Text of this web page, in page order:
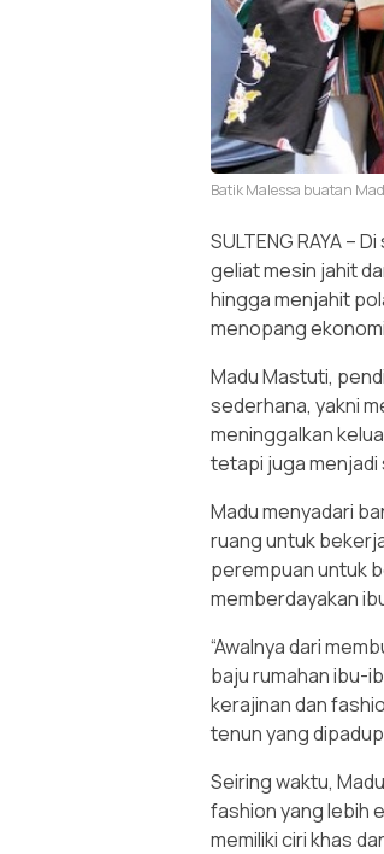
Batik Malessa buatan
SULTENG RAYA–
geliat mesin jahit
hingga menjahit
menopang
Madu Mastuti,
sederhana, yakni
meninggalkan
tetapi juga menjadi
Madu menyadari
ruang untuk
perempuan untuk
memberdayakan
“Awalnya dari
baju rumahan ibu-
kerajinan dan
tenun yang
Seiring waktu,
fashion yang lebih
memiliki ciri khas